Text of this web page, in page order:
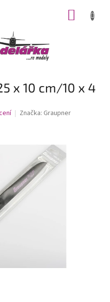
x 10 cm/10 x 4
Značka: Graupner